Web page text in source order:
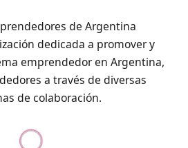
de Argentina
dedicada a promover y
emprendedor en Argentina,
a través de diversas
de colaboración.